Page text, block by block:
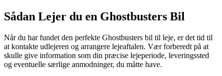
Sådan Lejer du en Ghostbusters Bil
Når du har fundet den perfekte Ghostbusters bil til leje, er det tid til
at kontakte udlejeren og arrangere lejeaftalen. Vær forberedt på at
skulle give information som din præcise lejeperiode, leveringssted
og eventuelle særlige anmodninger, du måtte have.